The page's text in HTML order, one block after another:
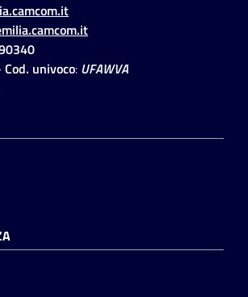
univoco: UFAWVA